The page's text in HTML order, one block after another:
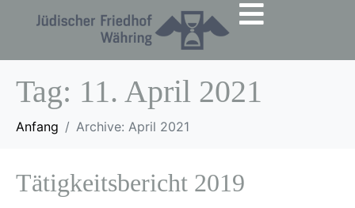
Tag: 11. April 2021
Anfang Archive: April 2021
Tätigkeitsbericht 2019